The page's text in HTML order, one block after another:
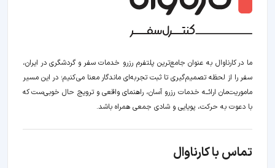
ما در کارناوال به عنوان جامع‌ترین پلتفرم رزرو خدمات سفر و گردشگری در ایران،
سفر را از لحظه‌ تصمیم‌گیری تا ثبت تجربه‌ای ماندگار معنا می‌کنیم؛ در این مسیر‍
ماموریت‌مان اراﺋــﻪ خدمات رزرو آسان، راهنمای واقعی و ترویج حال خوبی‌ست که
با دعوت به حرکت، پویایی و شادی جمعی همراه باشد.
تماس با کارناوال